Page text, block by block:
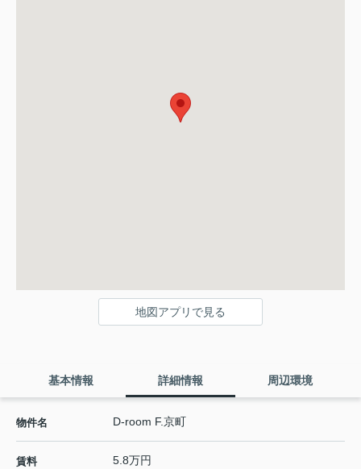
地図アプリで見る
基本情報 詳細情報 周辺環境
物件名 D-room F.京町
賃料 5.8万円